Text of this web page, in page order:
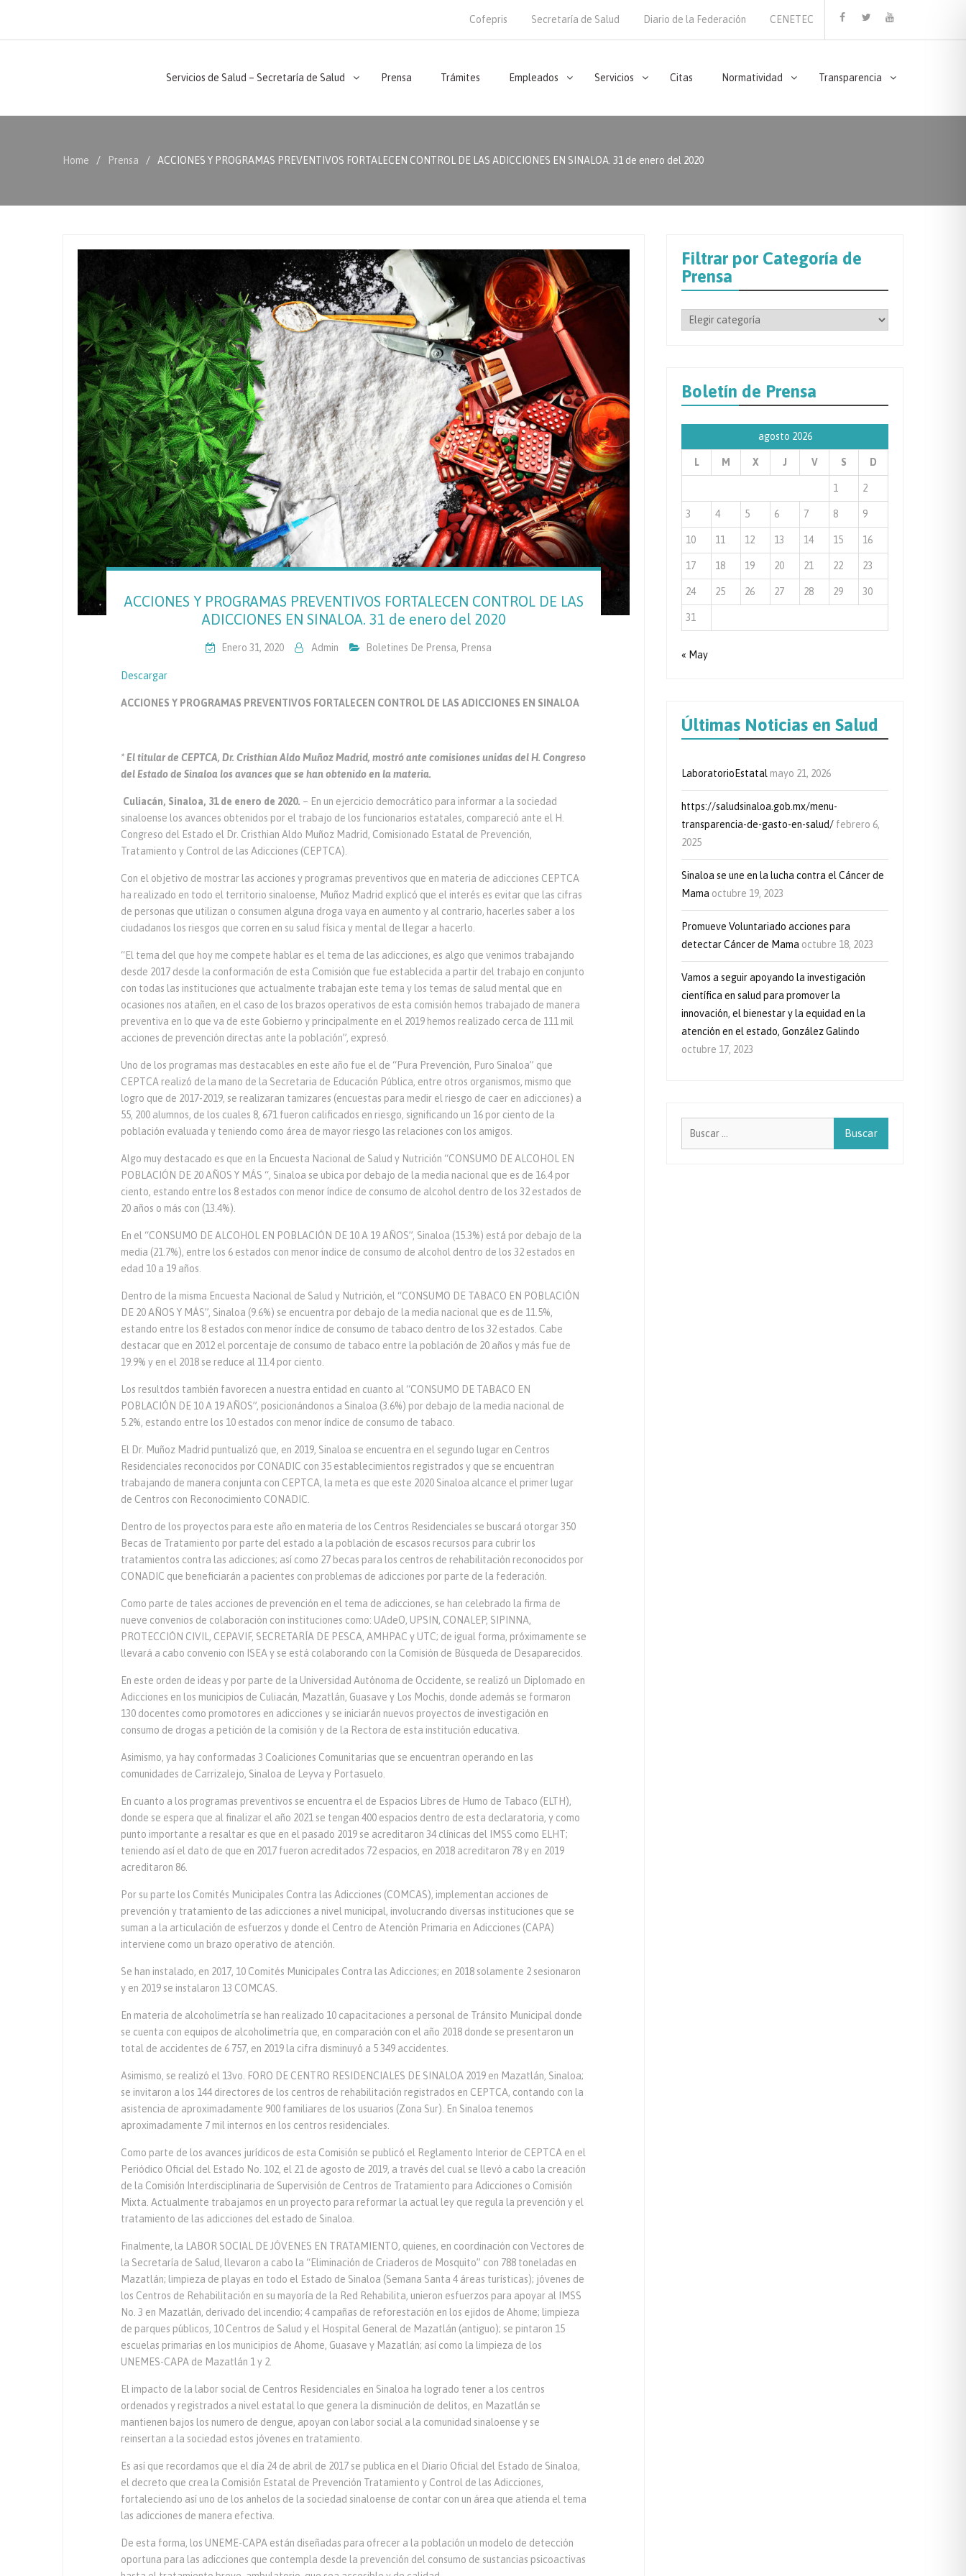
Cofepris Secretaría de Salud Diario de la Federación
CENETEC
Servicios de Salud – Secretaría de Salud Prensa Trámites Empleados Servicios Citas Normatividad Transparencia
Home Prensa ACCIONES Y PROGRAMAS PREVENTIVOS FORTALECEN CONTROL DE LAS ADICCIONES EN SINALOA. 31 de enero del 2020
ACCIONES Y PROGRAMAS PREVENTIVOS FORTALECEN CONTROL DE LAS
ADICCIONES EN SINALOA. 31 de enero del 2020
Enero 31, 2020 Admin Boletines De Prensa, Prensa
Descargar
ACCIONES Y PROGRAMAS PREVENTIVOS FORTALECEN CONTROL DE LAS ADICCIONES EN SINALOA
* El titular de CEPTCA, Dr. Cristhian Aldo Muñoz Madrid, mostró ante comisiones unidas del H. Congreso
del Estado de Sinaloa los avances que se han obtenido en la materia.
Culiacán, Sinaloa, 31 de enero de 2020. – En un ejercicio democrático para informar a la sociedad
sinaloense los avances obtenidos por el trabajo de los funcionarios estatales, compareció ante el H.
Congreso del Estado el Dr. Cristhian Aldo Muñoz Madrid, Comisionado Estatal de Prevención,
Tratamiento y Control de las Adicciones (CEPTCA).
Con el objetivo de mostrar las acciones y programas preventivos que en materia de adicciones CEPTCA
ha realizado en todo el territorio sinaloense, Muñoz Madrid explicó que el interés es evitar que las cifras
de personas que utilizan o consumen alguna droga vaya en aumento y al contrario, hacerles saber a los
ciudadanos los riesgos que corren en su salud física y mental de llegar a hacerlo.
“El tema del que hoy me compete hablar es el tema de las adicciones, es algo que venimos trabajando
desde 2017 desde la conformación de esta Comisión que fue establecida a partir del trabajo en conjunto
con todas las instituciones que actualmente trabajan este tema y los temas de salud mental que en
ocasiones nos atañen, en el caso de los brazos operativos de esta comisión hemos trabajado de manera
preventiva en lo que va de este Gobierno y principalmente en el 2019 hemos realizado cerca de 111 mil
acciones de prevención directas ante la población”, expresó.
Uno de los programas mas destacables en este año fue el de “Pura Prevención, Puro Sinaloa” que
CEPTCA realizó de la mano de la Secretaria de Educación Pública, entre otros organismos, mismo que
logro que de 2017-2019, se realizaran tamizares (encuestas para medir el riesgo de caer en adicciones) a
55, 200 alumnos, de los cuales 8, 671 fueron calificados en riesgo, significando un 16 por ciento de la
población evaluada y teniendo como área de mayor riesgo las relaciones con los amigos.
Algo muy destacado es que en la Encuesta Nacional de Salud y Nutrición “CONSUMO DE ALCOHOL EN
POBLACIÓN DE 20 AÑOS Y MÁS “, Sinaloa se ubica por debajo de la media nacional que es de 16.4 por
ciento, estando entre los 8 estados con menor índice de consumo de alcohol dentro de los 32 estados de
20 años o más con (13.4%).
En el “CONSUMO DE ALCOHOL EN POBLACIÓN DE 10 A 19 AÑOS”, Sinaloa (15.3%) está por debajo de la
media (21.7%), entre los 6 estados con menor índice de consumo de alcohol dentro de los 32 estados en
edad 10 a 19 años.
Dentro de la misma Encuesta Nacional de Salud y Nutrición, el “CONSUMO DE TABACO EN POBLACIÓN
DE 20 AÑOS Y MÁS”, Sinaloa (9.6%) se encuentra por debajo de la media nacional que es de 11.5%,
estando entre los 8 estados con menor índice de consumo de tabaco dentro de los 32 estados. Cabe
destacar que en 2012 el porcentaje de consumo de tabaco entre la población de 20 años y más fue de
19.9% y en el 2018 se reduce al 11.4 por ciento.
Los resultdos también favorecen a nuestra entidad en cuanto al “CONSUMO DE TABACO EN
POBLACIÓN DE 10 A 19 AÑOS”, posicionándonos a Sinaloa (3.6%) por debajo de la media nacional de
5.2%, estando entre los 10 estados con menor índice de consumo de tabaco.
El Dr. Muñoz Madrid puntualizó que, en 2019, Sinaloa se encuentra en el segundo lugar en Centros
Residenciales reconocidos por CONADIC con 35 establecimientos registrados y que se encuentran
trabajando de manera conjunta con CEPTCA, la meta es que este 2020 Sinaloa alcance el primer lugar
de Centros con Reconocimiento CONADIC.
Dentro de los proyectos para este año en materia de los Centros Residenciales se buscará otorgar 350
Becas de Tratamiento por parte del estado a la población de escasos recursos para cubrir los
tratamientos contra las adicciones; así como 27 becas para los centros de rehabilitación reconocidos por
CONADIC que beneficiarán a pacientes con problemas de adicciones por parte de la federación.
Como parte de tales acciones de prevención en el tema de adicciones, se han celebrado la firma de
nueve convenios de colaboración con instituciones como: UAdeO, UPSIN, CONALEP, SIPINNA,
PROTECCIÓN CIVIL, CEPAVIF, SECRETARÍA DE PESCA, AMHPAC y UTC; de igual forma, próximamente se
llevará a cabo convenio con ISEA y se está colaborando con la Comisión de Búsqueda de Desaparecidos.
En este orden de ideas y por parte de la Universidad Autónoma de Occidente, se realizó un Diplomado en
Adicciones en los municipios de Culiacán, Mazatlán, Guasave y Los Mochis, donde además se formaron
130 docentes como promotores en adicciones y se iniciarán nuevos proyectos de investigación en
consumo de drogas a petición de la comisión y de la Rectora de esta institución educativa.
Asimismo, ya hay conformadas 3 Coaliciones Comunitarias que se encuentran operando en las
comunidades de Carrizalejo, Sinaloa de Leyva y Portasuelo.
En cuanto a los programas preventivos se encuentra el de Espacios Libres de Humo de Tabaco (ELTH),
donde se espera que al finalizar el año 2021 se tengan 400 espacios dentro de esta declaratoria, y como
punto importante a resaltar es que en el pasado 2019 se acreditaron 34 clínicas del IMSS como ELHT;
teniendo así el dato de que en 2017 fueron acreditados 72 espacios, en 2018 acreditaron 78 y en 2019
acreditaron 86.
Por su parte los Comités Municipales Contra las Adicciones (COMCAS), implementan acciones de
prevención y tratamiento de las adicciones a nivel municipal, involucrando diversas instituciones que se
suman a la articulación de esfuerzos y donde el Centro de Atención Primaria en Adicciones (CAPA)
interviene como un brazo operativo de atención.
Se han instalado, en 2017, 10 Comités Municipales Contra las Adicciones; en 2018 solamente 2 sesionaron
y en 2019 se instalaron 13 COMCAS.
En materia de alcoholimetría se han realizado 10 capacitaciones a personal de Tránsito Municipal donde
se cuenta con equipos de alcoholimetría que, en comparación con el año 2018 donde se presentaron un
total de accidentes de 6 757, en 2019 la cifra disminuyó a 5 349 accidentes.
Asimismo, se realizó el 13vo. FORO DE CENTRO RESIDENCIALES DE SINALOA 2019 en Mazatlán, Sinaloa;
se invitaron a los 144 directores de los centros de rehabilitación registrados en CEPTCA, contando con la
asistencia de aproximadamente 900 familiares de los usuarios (Zona Sur). En Sinaloa tenemos
aproximadamente 7 mil internos en los centros residenciales.
Como parte de los avances jurídicos de esta Comisión se publicó el Reglamento Interior de CEPTCA en el
Periódico Oficial del Estado No. 102, el 21 de agosto de 2019, a través del cual se llevó a cabo la creación
de la Comisión Interdisciplinaria de Supervisión de Centros de Tratamiento para Adicciones o Comisión
Mixta. Actualmente trabajamos en un proyecto para reformar la actual ley que regula la prevención y el
tratamiento de las adicciones del estado de Sinaloa.
Finalmente, la LABOR SOCIAL DE JÓVENES EN TRATAMIENTO, quienes, en coordinación con Vectores de
la Secretaría de Salud, llevaron a cabo la “Eliminación de Criaderos de Mosquito” con 788 toneladas en
Mazatlán; limpieza de playas en todo el Estado de Sinaloa (Semana Santa 4 áreas turísticas); jóvenes de
los Centros de Rehabilitación en su mayoría de la Red Rehabilita, unieron esfuerzos para apoyar al IMSS
No. 3 en Mazatlán, derivado del incendio; 4 campañas de reforestación en los ejidos de Ahome; limpieza
de parques públicos, 10 Centros de Salud y el Hospital General de Mazatlán (antiguo); se pintaron 15
escuelas primarias en los municipios de Ahome, Guasave y Mazatlán; así como la limpieza de los
UNEMES-CAPA de Mazatlán 1 y 2.
El impacto de la labor social de Centros Residenciales en Sinaloa ha logrado tener a los centros
ordenados y registrados a nivel estatal lo que genera la disminución de delitos, en Mazatlán se
mantienen bajos los numero de dengue, apoyan con labor social a la comunidad sinaloense y se
reinsertan a la sociedad estos jóvenes en tratamiento.
Es así que recordamos que el día 24 de abril de 2017 se publica en el Diario Oficial del Estado de Sinaloa,
el decreto que crea la Comisión Estatal de Prevención Tratamiento y Control de las Adicciones,
fortaleciendo así uno de los anhelos de la sociedad sinaloense de contar con un área que atienda el tema
las adicciones de manera efectiva.
De esta forma, los UNEME-CAPA están diseñadas para ofrecer a la población un modelo de detección
oportuna para las adicciones que contempla desde la prevención del consumo de sustancias psicoactivas
Filtrar por Categoría de
Prensa
Filtrar
Prensa
Boletín de Prensa
agosto 2026
L M X J V S D
1 2
3 4 5 6 7 8 9
10 11 12 13 14 15 16
17 18 19 20 21 22 23
24 25 26 27 28 29 30
31
« May
Últimas Noticias en Salud
LaboratorioEstatal mayo 21, 2026
https://saludsinaloa.gob.mx/menu-
transparencia-de-gasto-en-salud/ febrero 6,
2025
Sinaloa se une en la lucha contra el Cáncer de
Mama octubre 19, 2023
Promueve Voluntariado acciones para
detectar Cáncer de Mama octubre 18, 2023
Vamos a seguir apoyando la investigación
científica en salud para promover la
innovación, el bienestar y la equidad en la
atención en el estado, González Galindo
octubre 17, 2023